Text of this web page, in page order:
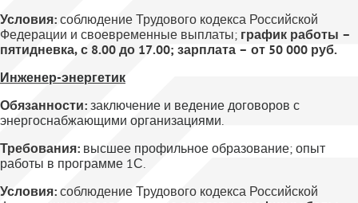
Условия: соблюдение Трудового кодекса Российской
Федерации и своевременные выплаты; график работы –
пятидневка, с 8.00 до 17.00; зарплата – от 50 000 руб.
Инженер-энергетик
Обязанности: заключение и ведение договоров с
энергоснабжающими организациями.
Требования: высшее профильное образование; опыт
работы в программе 1С.
Условия: соблюдение Трудового кодекса Российской